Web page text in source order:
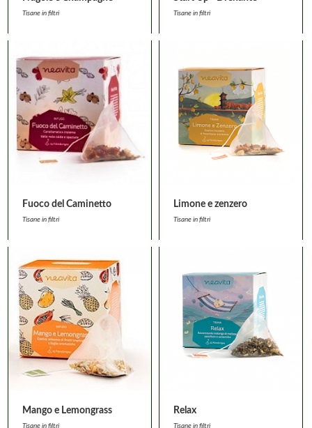
Tisane in filtri Tisane in filtri
Fuoco del Caminetto
Tisane in filtri
Limone e zenzero
Tisane in filtri
Mango e Lemongrass
Tisane in filtri
Relax
Tisane in filtri